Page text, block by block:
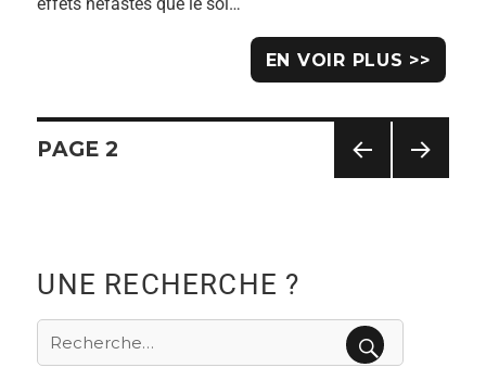
EN VOIR PLUS >>
Navigation
articles
PAGE 2
UNE RECHERCHE ?
Recherche
pour